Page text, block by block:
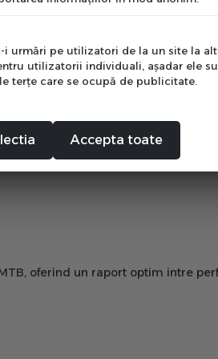
oferind un raport optim intre
urmări pe utilizatori de la un site la
utilizatorii individuali, aşadar ele
terţe care se ocupă de publicitate.
Accepta toate